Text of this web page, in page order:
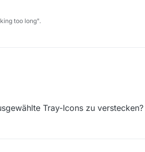
too long".
Update von Version 13.7.1 auf 13.8.0
- zusätzlich zum normalen Symbol
- das folgende Trayleisten-Symbol:
Tray-Icons zu